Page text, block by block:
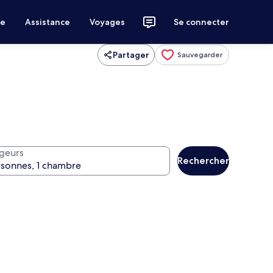
Assistance Voyages Se connecter
Partager Sauvegarder
Rechercher